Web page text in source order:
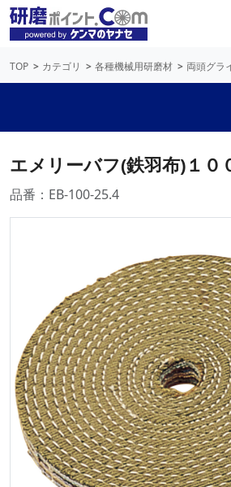
TOP カテゴリ 各種機械用研磨材 両頭グラ
エメリーバフ(鉄羽布)１０
品番：EB-100-25.4